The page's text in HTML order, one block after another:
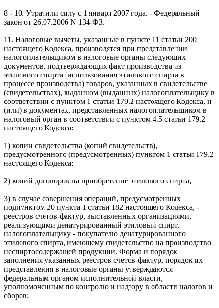
8 - 10. Утратили силу с 1 января 2007 года. - Федеральный
закон от 26.07.2006 N 134-ФЗ.
11. Налоговые вычеты, указанные в пункте 11 статьи 200
настоящего Кодекса, производятся при представлении
налогоплательщиком в налоговые органы следующих
документов, подтверждающих факт производства из
этилового спирта (использования этилового спирта в
процессе производства) товаров, указанных в свидетельстве
(свидетельствах), выданном (выданных) налогоплательщику в
соответствии с пунктом 1 статьи 179.2 настоящего Кодекса, и
(или) в документах, представленных налогоплательщиком в
налоговый орган в соответствии с пунктом 4.5 статьи 179.2
настоящего Кодекса:
1) копии свидетельства (копий свидетельств),
предусмотренного (предусмотренных) пунктом 1 статьи 179.2
настоящего Кодекса;
2) копий договоров на приобретение этилового спирта;
3) в случае совершения операций, предусмотренных
подпунктом 20 пункта 1 статьи 182 настоящего Кодекса, -
реестров счетов-фактур, выставленных организациями,
реализующими денатурированный этиловый спирт,
налогоплательщику - покупателю денатурированного
этилового спирта, имеющему свидетельство на производство
неспиртосодержащей продукции. Форма и порядок
заполнения указанных реестров счетов-фактур, порядок их
представления в налоговые органы утверждаются
федеральным органом исполнительной власти,
уполномоченным по контролю и надзору в области налогов и
сборов;